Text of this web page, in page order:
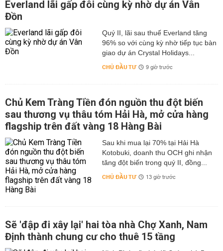
Everland lãi gấp đôi cùng kỳ nhờ dự án Vân
Đồn
Quý II, lãi sau thuế Everland tăng
96% so với cùng kỳ nhờ tiếp tục bàn
giao dự án Crystal Holidays...
CHỦ ĐẦU TƯ 9 giờ trước
Chủ Kem Tràng Tiền đón nguồn thu đột biến
sau thương vụ thâu tóm Hải Hà, mở cửa hàng
flagship trên đất vàng 18 Hàng Bài
Sau khi mua lại 70% tại Hải Hà
Kotobuki, doanh thu OCH ghi nhận
tăng đột biến trong quý II, đồng...
CHỦ ĐẦU TƯ 13 giờ trước
Sẽ 'đập đi xây lại' hai tòa nhà Chợ Xanh, Nam
Định thành chung cư cho thuê 15 tầng